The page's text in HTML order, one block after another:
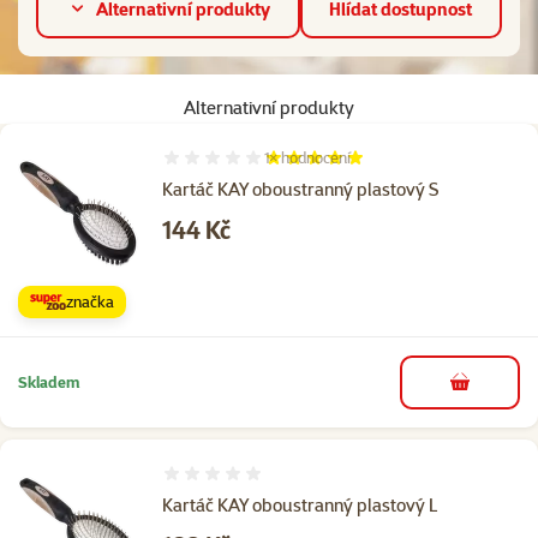
Alternativní produkty Hlídat dostupnost
Alternativní produkty
Kartáč KAY oboustranný plastový S
Hodnocení 100%, počet hodnocení: 1
1×hodnocení
Cena
144 Kč
značka
Skladem do košíku
Kartáč KAY oboustranný plastový L